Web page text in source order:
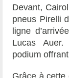
Devant,
pneus Pirelli
ligne
Lucas
podium
Grâce à cette